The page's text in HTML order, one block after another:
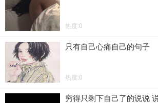
热度:0
只有自己心痛自己的句子
热度:0
穷得只剩下自己了的说说